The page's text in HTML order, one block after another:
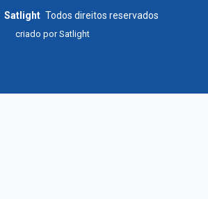
Satlight Todos direitos reservados
criado porSatlight